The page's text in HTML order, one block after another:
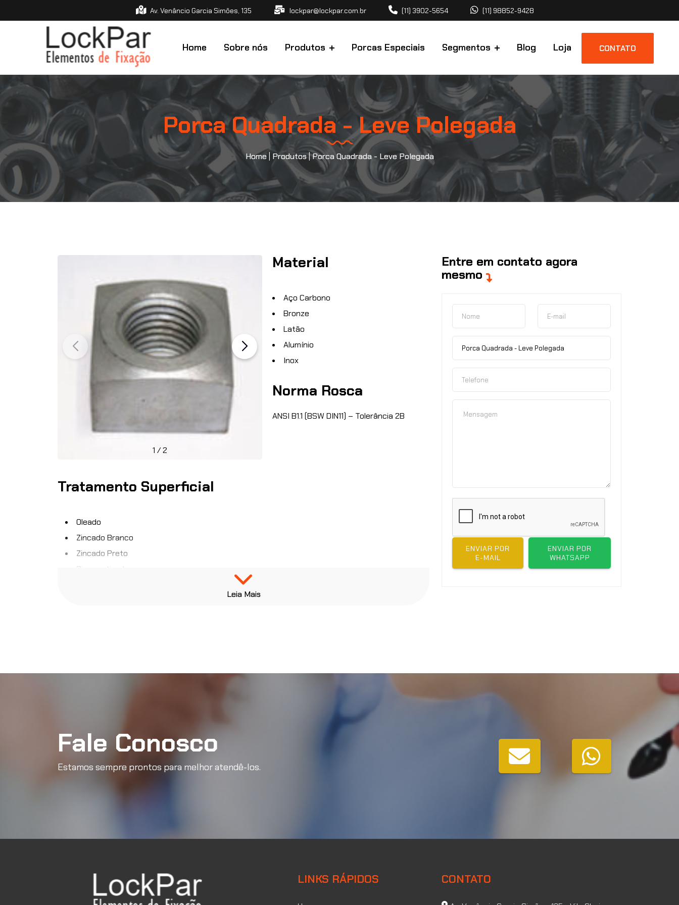
Av. Venâncio Garcia Simões, 135 lockpar@lockpar.com.br (11) 3902-5654 (11) 98852-9428
Home Sobre nós Produtos Porcas Especiais Segmentos Blog Loja CONTATO
Porca Quadrada - Leve Polegada
Home| Produtos|Porca Quadrada - Leve Polegada
1 /2
Material
Aço Carbono
Bronze
Latão
Alumínio
Inox
Norma Rosca
ANSI B1.1 (BSW DIN11) – Tolerância 2B
Tratamento Superficial
Oleado
Zincado Branco
Zincado Preto
Bicromatizado
Porca quadrada leve polegada: fixação leve com
precisão máxima!
Características Principais:
irregulares.
Material:Geralmente fabricada em aço carbono ou aço inox, oferecendo resistência e
Leia Mais
Entre em contato agora
mesmo
ENVIAR POR
E-MAIL
ENVIAR POR
WHATSAPP
Fale Conosco
Estamos sempre prontos para melhor atendê-los.
LINKS RÁPIDOS CONTATO